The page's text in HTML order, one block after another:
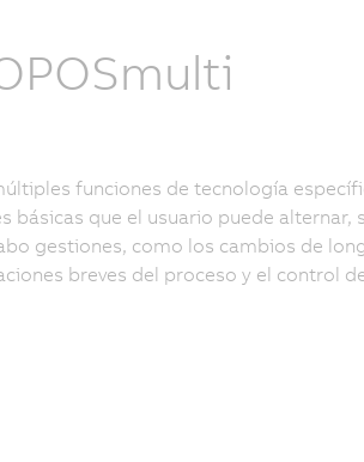
funciones de tecnología
básicas que el usuario puede alternar,
gestiones, como los cambios de
breves del proceso y el control